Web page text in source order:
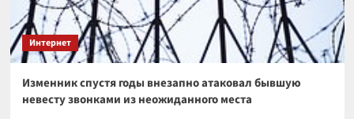
Интернет
Изменник спустя годы внезапно атаковал бывшую
невесту звонками из неожиданного места